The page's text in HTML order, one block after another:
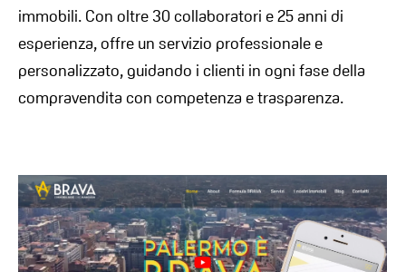
immobili. Con oltre 30 collaboratori e 25 anni di
esperienza, offre un servizio professionale e
personalizzato, guidando i clienti in ogni fase della
compravendita con competenza e trasparenza.